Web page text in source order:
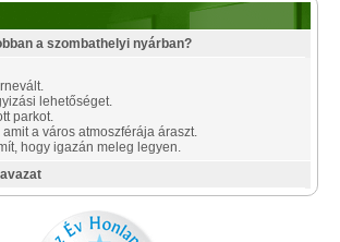
a szombathelyi nyárban?
lehetőséget.
parkot.
amit a város atmoszférája áraszt.
hogy igazán meleg legyen.